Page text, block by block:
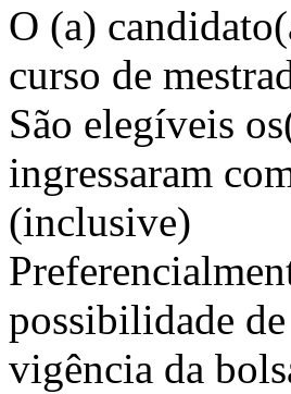
O (a)
curso de
São elegíveis
ingressaram
(inclusive)
possibilidade
vigência da